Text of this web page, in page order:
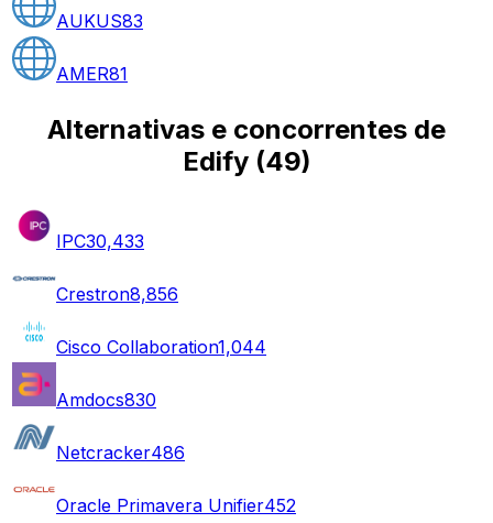
AUKUS83
AMER81
Alternativas e concorrentes de
Edify(49)
IPC30,433
Crestron8,856
Cisco Collaboration1,044
Amdocs830
Netcracker486
Oracle Primavera Unifier452